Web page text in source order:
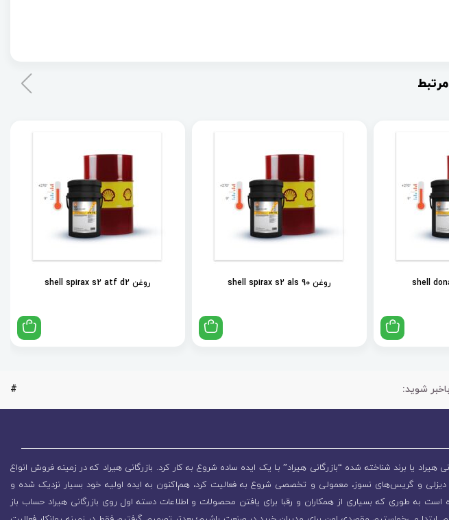
روغن shell spirax s2 als 90 روغن shell spirax s2 atf d2
شوید: #
هیراد یا برند شناخته شده “بازرگانی هیراد” بـا یک ایده ساده شروع به کار کرد. بازرگانی هیراد که در زمینه فروش انواع
دیزلی و گریس‌های نسوز، معمولی و تخصصی شروع به فعالیت کرد، هم‌اکنون به ایده اولیه خود بسیار نزدیک شده و
است به طوری که بسیاری از همکاران و رقبا برای یافتن محصولات و اطلاعات دسته اول روی بازرگانی هیراد حساب باز